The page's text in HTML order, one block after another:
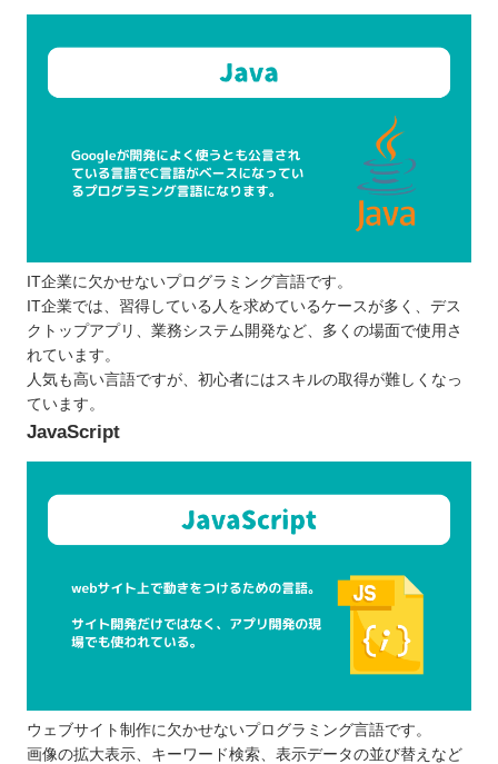
IT企業に欠かせないプログラミング言語です。
IT企業では、習得している人を求めているケースが多く、デス
クトップアプリ、業務システム開発など、多くの場面で使用さ
れています。
人気も高い言語ですが、初心者にはスキルの取得が難しくなっ
ています。
JavaScript
ウェブサイト制作に欠かせないプログラミング言語です。
画像の拡大表示、キーワード検索、表示データの並び替えなど